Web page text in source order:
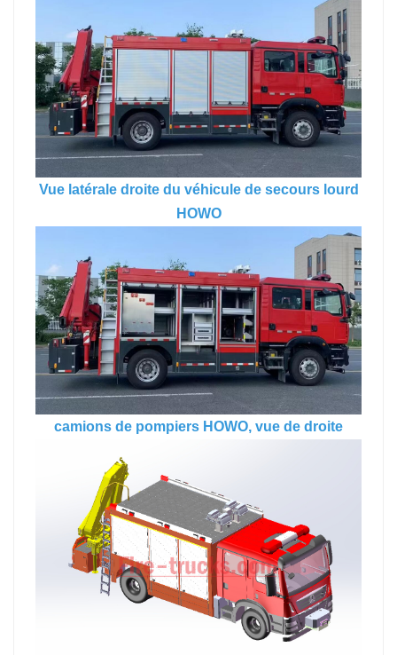
Vue latérale droite du véhicule de secours lourd
HOWO
camions de pompiers HOWO, vue de droite